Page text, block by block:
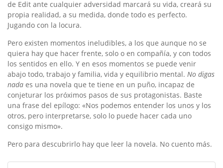
de Edit ante cualquier adversidad marcará su vida, creará su
propia realidad, a su medida, donde todo es perfecto.
Jugando con la locura.
Pero existen momentos ineludibles, a los que aunque no se
quiera hay que hacer frente, solo o en compañía, y con todos
los sentidos en ello. Y en esos momentos se puede venir
abajo todo, trabajo y familia, vida y equilibrio mental. No digas
nada es una novela que te tiene en un puño, incapaz de
conjeturar los próximos pasos de sus protagonistas. Baste
una frase del epílogo: «Nos podemos entender los unos y los
otros, pero interpretarse, solo lo puede hacer cada uno
consigo mismo».
Pero para descubrirlo hay que leer la novela. No cuento más.